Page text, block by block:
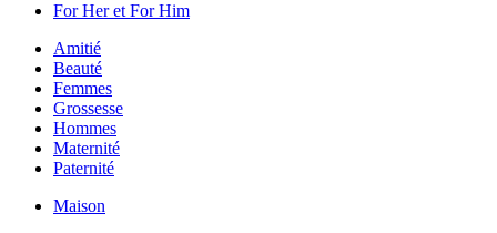
For Her et For Him
Amitié
Beauté
Femmes
Grossesse
Hommes
Maternité
Paternité
Maison